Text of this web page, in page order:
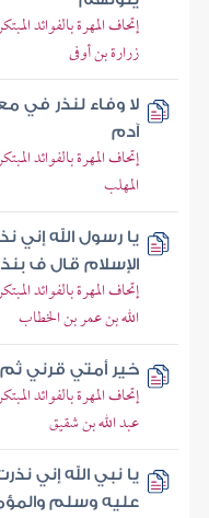
إتحاف المهرة بالفوائد
زرارة بن أوفى
لا وفاء لنذر في
آدم
إتحاف المهرة بالفوائد
المهلب
يا رسول الله إني
الإسلام قال ف
إتحاف المهرة بالفوائد
الله بن عمر بن الخطاب
خير أمتي قرني
إتحاف المهرة بالفوائد
عبد الله بن شقيق
يا نبي الله إني
عليه وسلم